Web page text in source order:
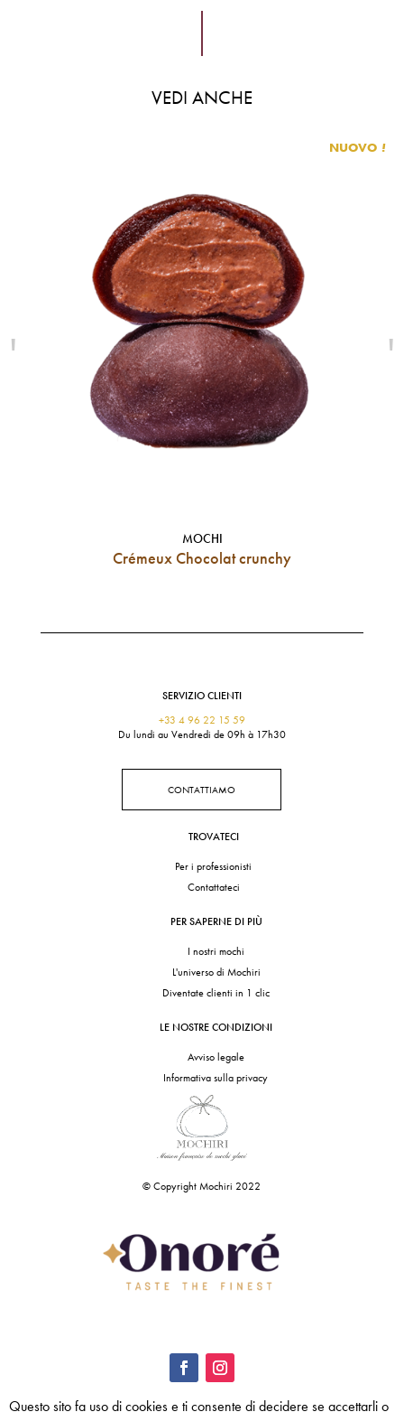
VEDI ANCHE
NUOVO
MOCHI
Crémeux Chocolat crunchy
' '
SERVIZIO CLIENTI
+33 4 96 22 15 59
Du lundi au Vendredi de 09h à 17h30
CONTATTIAMO
TROVATECI
Per i professionisti
Contattateci
PER SAPERNE DI PIÙ
I nostri mochi
L'universo di Mochiri
Diventate clienti in 1 clic
LE NOSTRE CONDIZIONI
Avviso legale
Informativa sulla privacy
© Copyright Mochiri 2022
Questo sito fa uso di cookies e ti consente di decidere se accettarli o